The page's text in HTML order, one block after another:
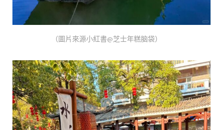
（圖片來源小紅書@芝士年糕脑袋）